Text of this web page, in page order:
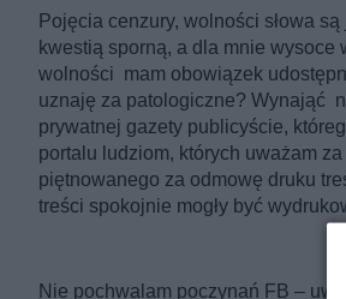
Pojęcia cenzury, wolności słowa
kwestią sporną, a dla mnie
wolności mam obowiązek
uznaję za patologiczne? Wynająć
prywatnej gazety publicyście,
portalu ludziom, których uważam
piętnowanego za odmowę druku
treści spokojnie mogły być
Nie pochwalam poczynań FB –